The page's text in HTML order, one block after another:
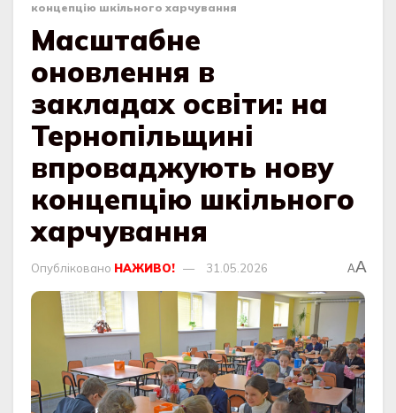
концепцію шкільного харчування
Масштабне
оновлення в
закладах освіти: на
Тернопільщині
впроваджують нову
концепцію шкільного
харчування
Опубліковано НАЖИВО! 31.05.2026 AA